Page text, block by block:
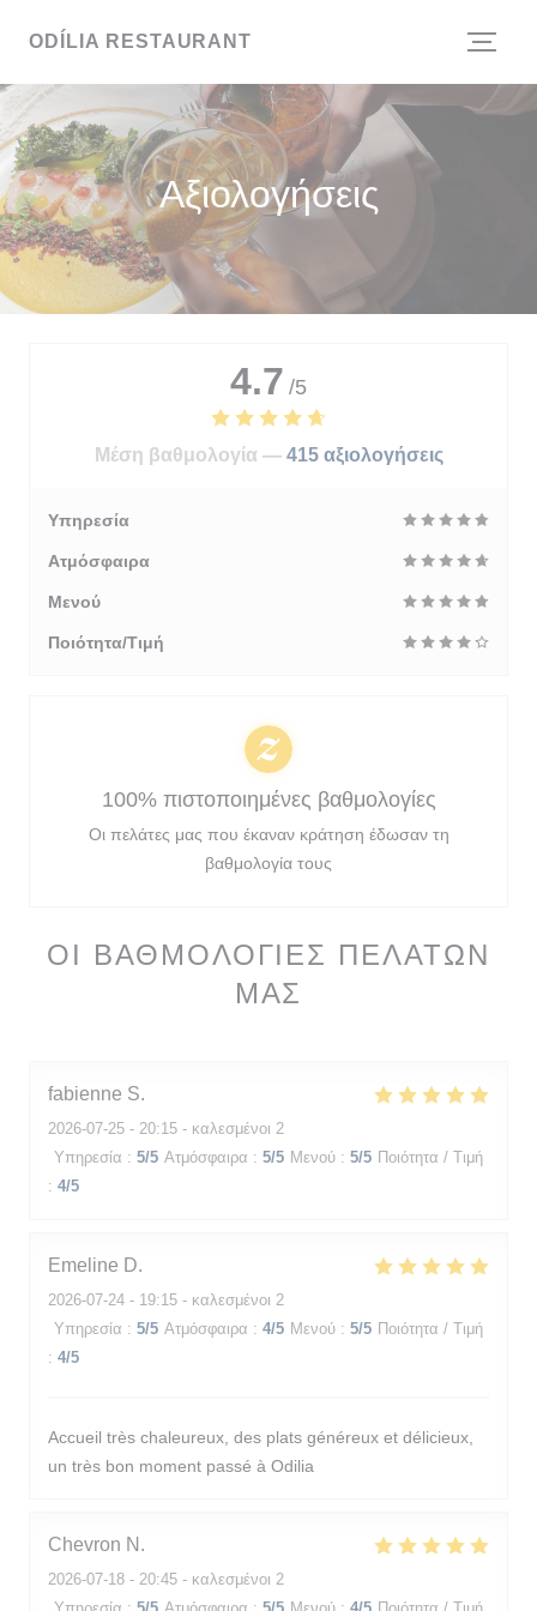
ODÍLIA RESTAURANT
Αξιολογήσεις
ΟΙ ΒΑΘΜΟΛΟΓΊΕΣ ΠΕΛΑΤΏΝ
ΜΑΣ
fabienne S
2026-07-25 - 20:15 - καλεσμένοι 2
Υπηρεσία : 5/5 Ατμόσφαιρα : 5/5 Μενού : 5/5 Ποιότητα / Τιμή
: 4/5
Emeline D
2026-07-24 - 19:15 - καλεσμένοι 2
Υπηρεσία : 5/5 Ατμόσφαιρα : 4/5 Μενού : 5/5 Ποιότητα / Τιμή
: 4/5
Accueil très chaleureux, des plats généreux et délicieux,
un très bon moment passé à Odilia
Chevron N
2026-07-18 - 20:45 - καλεσμένοι 2
4.7 /5
Μέση βαθμολογία — 415 αξιολογήσεις
Υπηρεσία
Ατμόσφαιρα
Μενού
Ποιότητα/Τιμή
100% πιστοποιημένες βαθμολογίες
Οι πελάτες μας που έκαναν κράτηση έδωσαν τη
βαθμολογία τους